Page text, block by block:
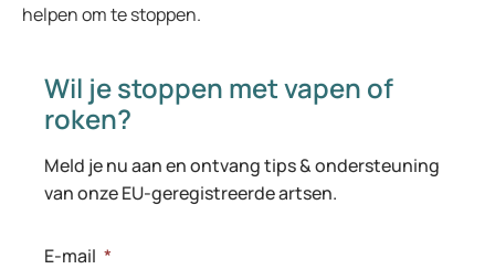
helpen om te stoppen.
Wil je stoppen met vapen of
roken?
Meld je nu aan en ontvang tips & ondersteuning
van onze EU-geregistreerde artsen.
E-mail *